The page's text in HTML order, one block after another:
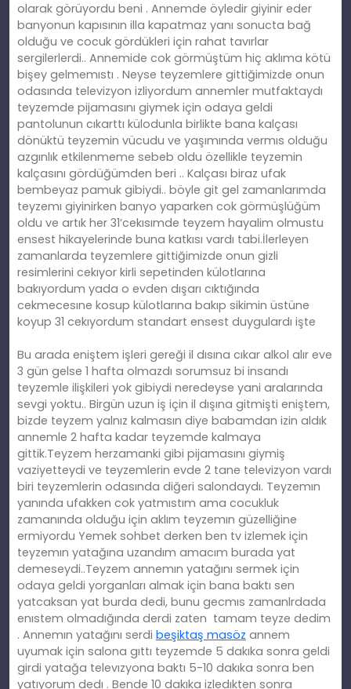
olarak görüyordu beni . Annemde öyledir giyinir eder
banyonun kapısının illa kapatmaz yanı sonucta bağ
olduğu ve cocuk gördükleri için rahat tavırlar
sergilerlerdi.. Annemide cok görmüştüm hiç aklıma kötü
bişey gelmemıstı . Neyse teyzemlere gittiğimizde onun
odasında televizyon izliyordum annemler mutfaktaydı
teyzemde pijamasını giymek için odaya geldi
pantolunun cıkarttı külodunla birlikte bana kalçası
dönüktü teyzemin vücudu ve yaşımında vermıs olduğu
azgınlık etkilenmeme sebeb oldu özellikle teyzemin
kalçasını gördüğümden beri .. Kalçası biraz ufak
bembeyaz pamuk gibiydi.. böyle git gel zamanlarımda
teyzemı giyinirken banyo yaparken cok görmüşlüğüm
oldu ve artık her 31’cekısımde teyzem hayalim olmustu
ensest hikayelerinde buna katkısı vardı tabi.İlerleyen
zamanlarda teyzemlere gittiğimizde onun gizli
resimlerini cekıyor kirli sepetinden külotlarına
bakıyordum yada o evden dışarı cıktığında
cekmecesıne kosup külotlarına bakıp sikimin üstüne
koyup 31 cekıyordum standart ensest duygulardı işte
Bu arada eniştem işleri gereği il dısına cıkar alkol alır eve
3 gün gelse 1 hafta olmazdı sorumsuz bi insandı
teyzemle ilişkileri yok gibiydi neredeyse yani aralarında
sevgi yoktu.. Birgün uzun iş için il dışına gitmişti eniştem,
bizde teyzem yalnız kalmasın diye babamdan izin aldık
annemle 2 hafta kadar teyzemde kalmaya
gittik.Teyzem herzamanki gibi pijamasını giymiş
vaziyetteydi ve teyzemlerin evde 2 tane televizyon vardı
biri teyzemlerin odasında diğeri salondaydı. Teyzemın
yanında ufakken cok yatmıstım ama cocukluk
zamanında olduğu için aklım teyzemın güzelliğine
ermiyordu Yemek sohbet derken ben tv izlemek için
teyzemın yatağına uzandım amacım burada yat
demeseydi..Teyzem annemın yatağını sermek için
odaya geldi yorganları almak için bana baktı sen
yatcaksan yat burda dedi, bunu gecmıs zamanlrdada
enıstem olmadığında derdi zaten tamam teyze dedim
. Annemın yatağını serdi beşiktaş masöz annem
uyumak için salona gıttı teyzemde 5 dakıka sonra geldi
girdi yatağa televızyona baktı 5-10 dakıka sonra ben
yatıyorum dedı . Bende 10 dakıka izledıkten sonra